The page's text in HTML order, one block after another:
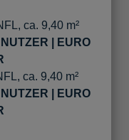
ca. 9,40 m²
| EURO
ca. 9,40 m²
| EURO